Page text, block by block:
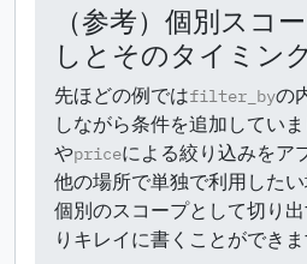
（参考）個別スコ
しとそのタイミン
先ほどの例ではfilter_byの
しながら条件を追加してい
やpriceによる絞り込みをア
他の場所で単独で利用した
個別のスコープとして切り
りキレイに書くことができま